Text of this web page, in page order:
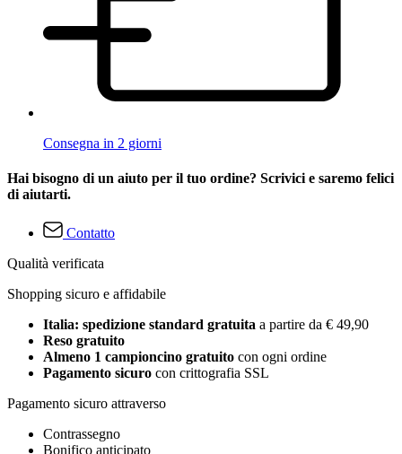
Consegna in 2 giorni
Hai bisogno di un aiuto per il tuo ordine? Scrivici e saremo felici
di aiutarti.
Contatto
Qualità verificata
Shopping sicuro e affidabile
Italia: spedizione standard gratuita a partire da € 49,90
Reso gratuito
Almeno 1 campioncino gratuito con ogni ordine
Pagamento sicuro con crittografia SSL
Pagamento sicuro attraverso
Contrassegno
Bonifico anticipato